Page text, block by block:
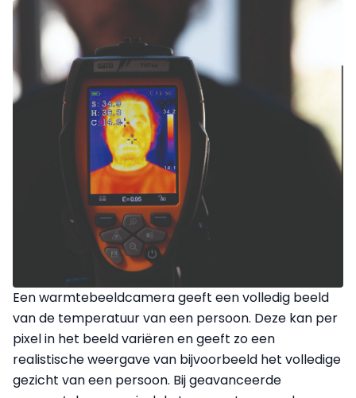
Een warmtebeeldcamera geeft een volledig beeld
van de temperatuur van een persoon. Deze kan per
pixel in het beeld variëren en geeft zo een
realistische weergave van bijvoorbeeld het volledige
gezicht van een persoon. Bij geavanceerde